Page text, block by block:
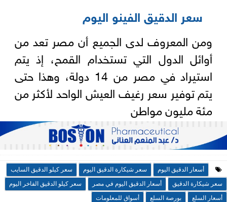
سعر الدقيق الفينو اليوم
ومن المعروف لدى الجميع أن مصر تعد من
أوائل الدول التي تستخدام القمح، إذ يتم
استيراد في مصر من 14 دولة، وهذا حتى
يتم توفير سعر رغيف العيش الواحد لأكثر من
مئة مليون مواطن
أسعار الدقيق اليوم سعر شيكارة الدقيق اليوم
سعر كيلو الدقيق السايب
سعر شيكارة الدقيق
أسعار الدقيق اليوم في مصر
سعر كيلو الدقيق الفاخر اليوم
أسعار السلع
بورصة السلع أسواق للمعلومات